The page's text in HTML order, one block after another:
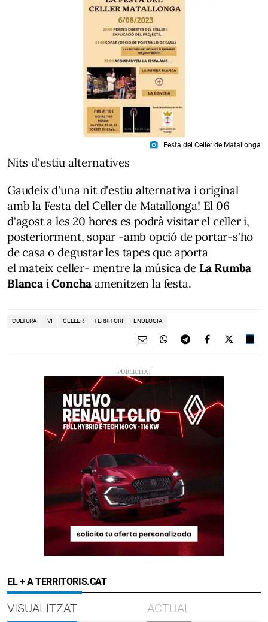
photo_camera Festa del Celler de Matallonga
Nits d'estiu alternatives
Gaudeix d'una nit d'estiu alternativa i original
amb la Festa del Celler de Matallonga! El 06
d'agost a les 20 hores es podrà visitar el celler i,
posteriorment, sopar -amb opció de portar-s'ho
de casa o degustar les tapes que aporta
el mateix celler- mentre la música de La Rumba
BlancaiConcha amenitzen la festa.
CULTURA VI CELLER TERRITORI ENOLOGIA
EL + A TERRITORIS.CAT
VISUALITZAT ACTUAL